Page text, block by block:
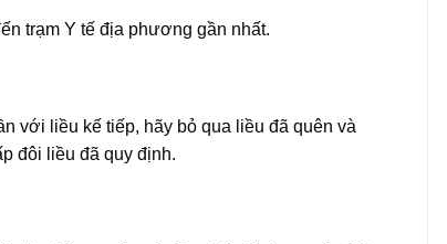
trạm Y tế địa phương gần nhất.
với liều kế tiếp, hãy bỏ qua liều đã quên và
đôi liều đã quy định.